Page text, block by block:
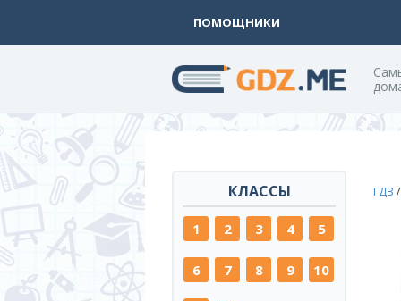
ПОМОЩНИКИ
КЛАССЫ
1 2 3 4 5
6 7 8 9 10
ГДЗ